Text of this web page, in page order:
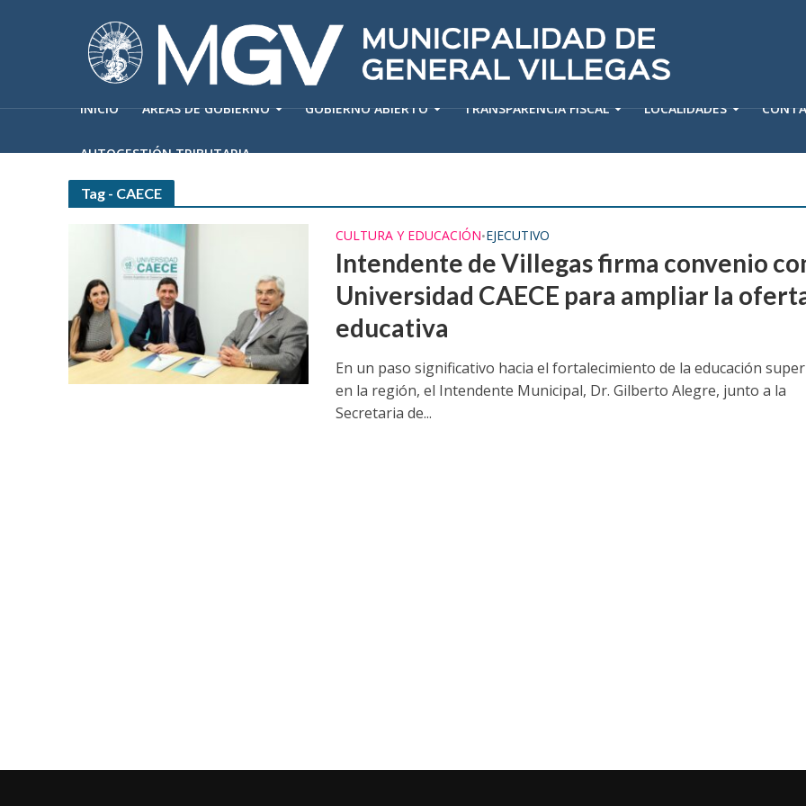
INICIO ÁREAS DE GOBIERNO GOBIERNO ABIERTO TRANSPARENCIA FISCAL LOCALIDADES
AUTOGESTIÓN TRIBUTARIA
Tag - CAECE
CULTURA Y EDUCACIÓN•EJECUTIVO
Intendente de Villegas firma convenio
Universidad CAECE para ampliar la
educativa
En un paso significativo hacia el fortalecimiento de la educación
en la región, el Intendente Municipal, Dr. Gilberto Alegre, junto a la
Secretaria de...